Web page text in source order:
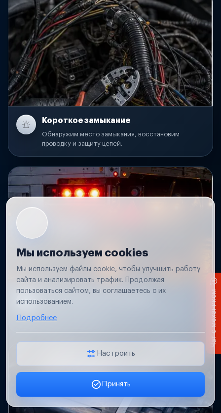
Короткое замыкание
Обнаружим место замыкания, восстановим
проводку и защиту цепей.
освещение прицепа.
Мы используем cookies
Мы используем файлы cookie, чтобы улучшить работу
сайта и анализировать трафик. Продолжая
пользоваться сайтом, вы соглашаетесь с их
использованием.
Подробнее
Настроить
Принять
Заявка онлайн
Чат с механиком